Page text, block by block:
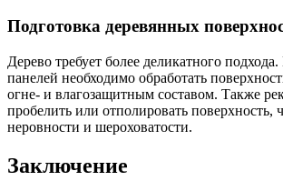
Подготовка деревянных
Дерево требует более деликатного
панелей необходимо обработать
огне- и влагозащитным составом. Также
пробелить или отполировать поверхность,
неровности и шероховатости.
Заключение